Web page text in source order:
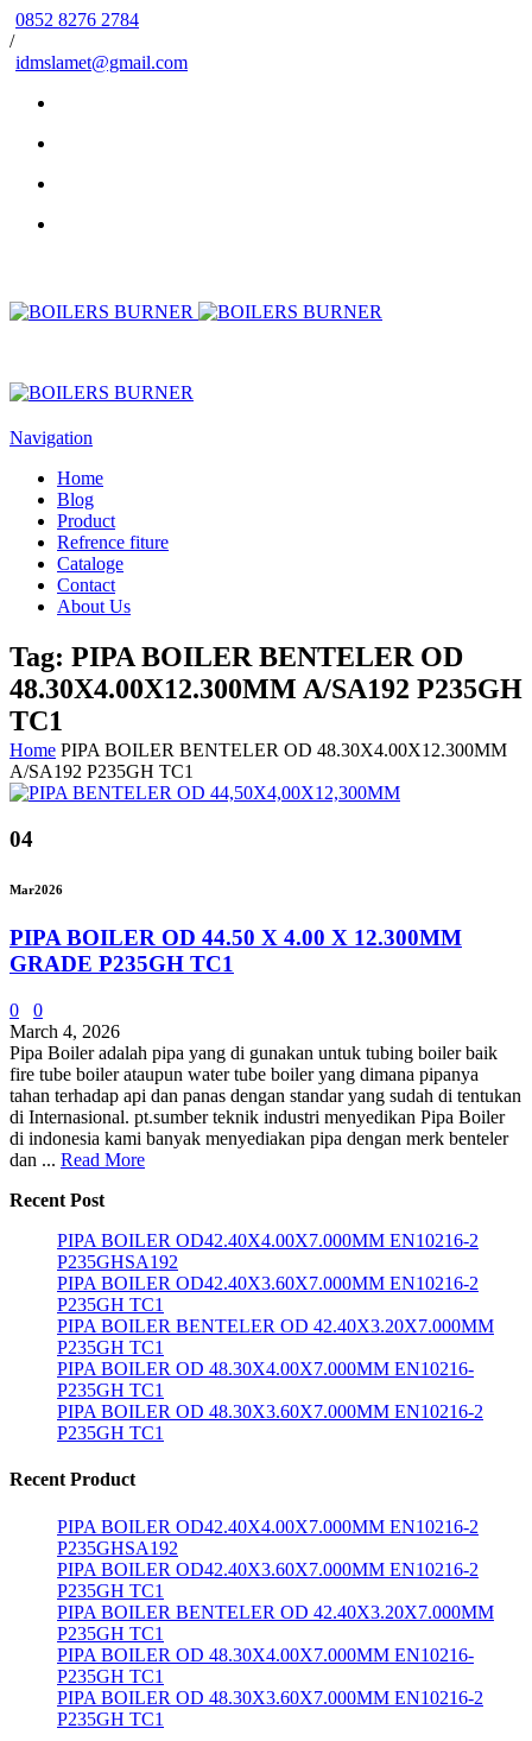
0852 8276 2784
/
idmslamet@gmail.com
Navigation
Home
Blog
Product
Refrence fiture
Cataloge
Contact
About Us
Tag: PIPA BOILER BENTELER OD
48.30X4.00X12.300MM A/SA192 P235GH
TC1
Home PIPA BOILER BENTELER OD 48.30X4.00X12.300MM
A/SA192 P235GH TC1
04
Mar2026
PIPA BOILER OD 44.50 X 4.00 X 12.300MM
GRADE P235GH TC1
0
0
March 4, 2026
Pipa Boiler adalah pipa yang di gunakan untuk tubing boiler baik
fire tube boiler ataupun water tube boiler yang dimana pipanya
tahan terhadap api dan panas dengan standar yang sudah di tentukan
di Internasional. pt.sumber teknik industri menyedikan Pipa Boiler
di indonesia kami banyak menyediakan pipa dengan merk benteler
dan ... Read More
Recent Post
PIPA BOILER OD42.40X4.00X7.000MM EN10216-2
P235GHSA192
PIPA BOILER OD42.40X3.60X7.000MM EN10216-2
P235GH TC1
PIPA BOILER BENTELER OD 42.40X3.20X7.000MM
P235GH TC1
PIPA BOILER OD 48.30X4.00X7.000MM EN10216-
P235GH TC1
PIPA BOILER OD 48.30X3.60X7.000MM EN10216-2
P235GH TC1
Recent Product
PIPA BOILER OD42.40X4.00X7.000MM EN10216-2
P235GHSA192
PIPA BOILER OD42.40X3.60X7.000MM EN10216-2
P235GH TC1
PIPA BOILER BENTELER OD 42.40X3.20X7.000MM
P235GH TC1
PIPA BOILER OD 48.30X4.00X7.000MM EN10216-
P235GH TC1
PIPA BOILER OD 48.30X3.60X7.000MM EN10216-2
P235GH TC1